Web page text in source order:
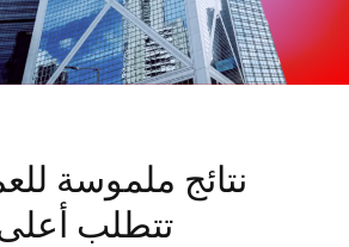
نتائج ملموسة
تتطلب